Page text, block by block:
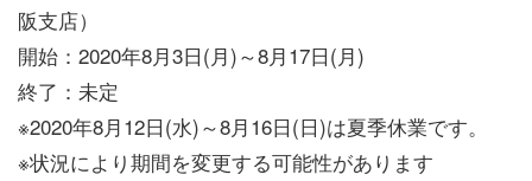
阪支店）
開始：2020年8月3日(月)～8月17日(月)
終了：未定
※2020年8月12日(水)～8月16日(日)は夏季休業です。
※状況により期間を変更する可能性があります